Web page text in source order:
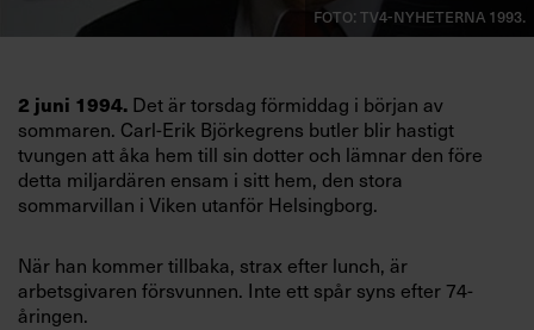
Prenumerera
Foto: TV4-Nyheterna 1993.
2 juni 1994. Det är torsdag förmiddag i början av
sommaren. Carl-Erik Björkegrens butler blir hastigt
tvungen att åka hem till sin dotter och lämnar den före
detta miljardären ensam i sitt hem, den stora
sommarvillan i Viken utanför Helsingborg.
När han kommer tillbaka, strax efter lunch, är
arbetsgivaren försvunnen. Inte ett spår syns efter 74-
åringen.